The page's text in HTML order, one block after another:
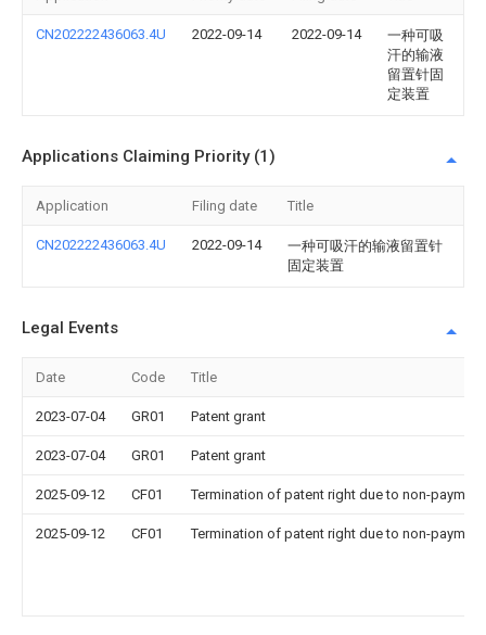
CN202222436063.4U 2022-09-14 2022-09-14
一种可吸
汗的输液
留置针固
定装置
Applications Claiming Priority (1)
Application Filing date Title
CN202222436063.4U 2022-09-14
一种可吸汗的输液留置针
固定装置
Legal Events
Date Code Title
2023-07-04 GR01 Patent grant
2023-07-04 GR01 Patent grant
2025-09-12 CF01 Termination of patent right due to non-
2025-09-12 CF01 Termination of patent right due to non-